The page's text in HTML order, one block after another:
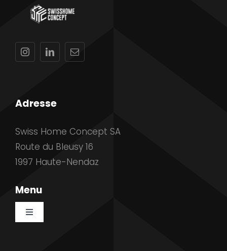
Adresse
Swiss Home Concept SA
Route du Bleusy 16
1997 Haute-Nendaz
Menu
Toggle